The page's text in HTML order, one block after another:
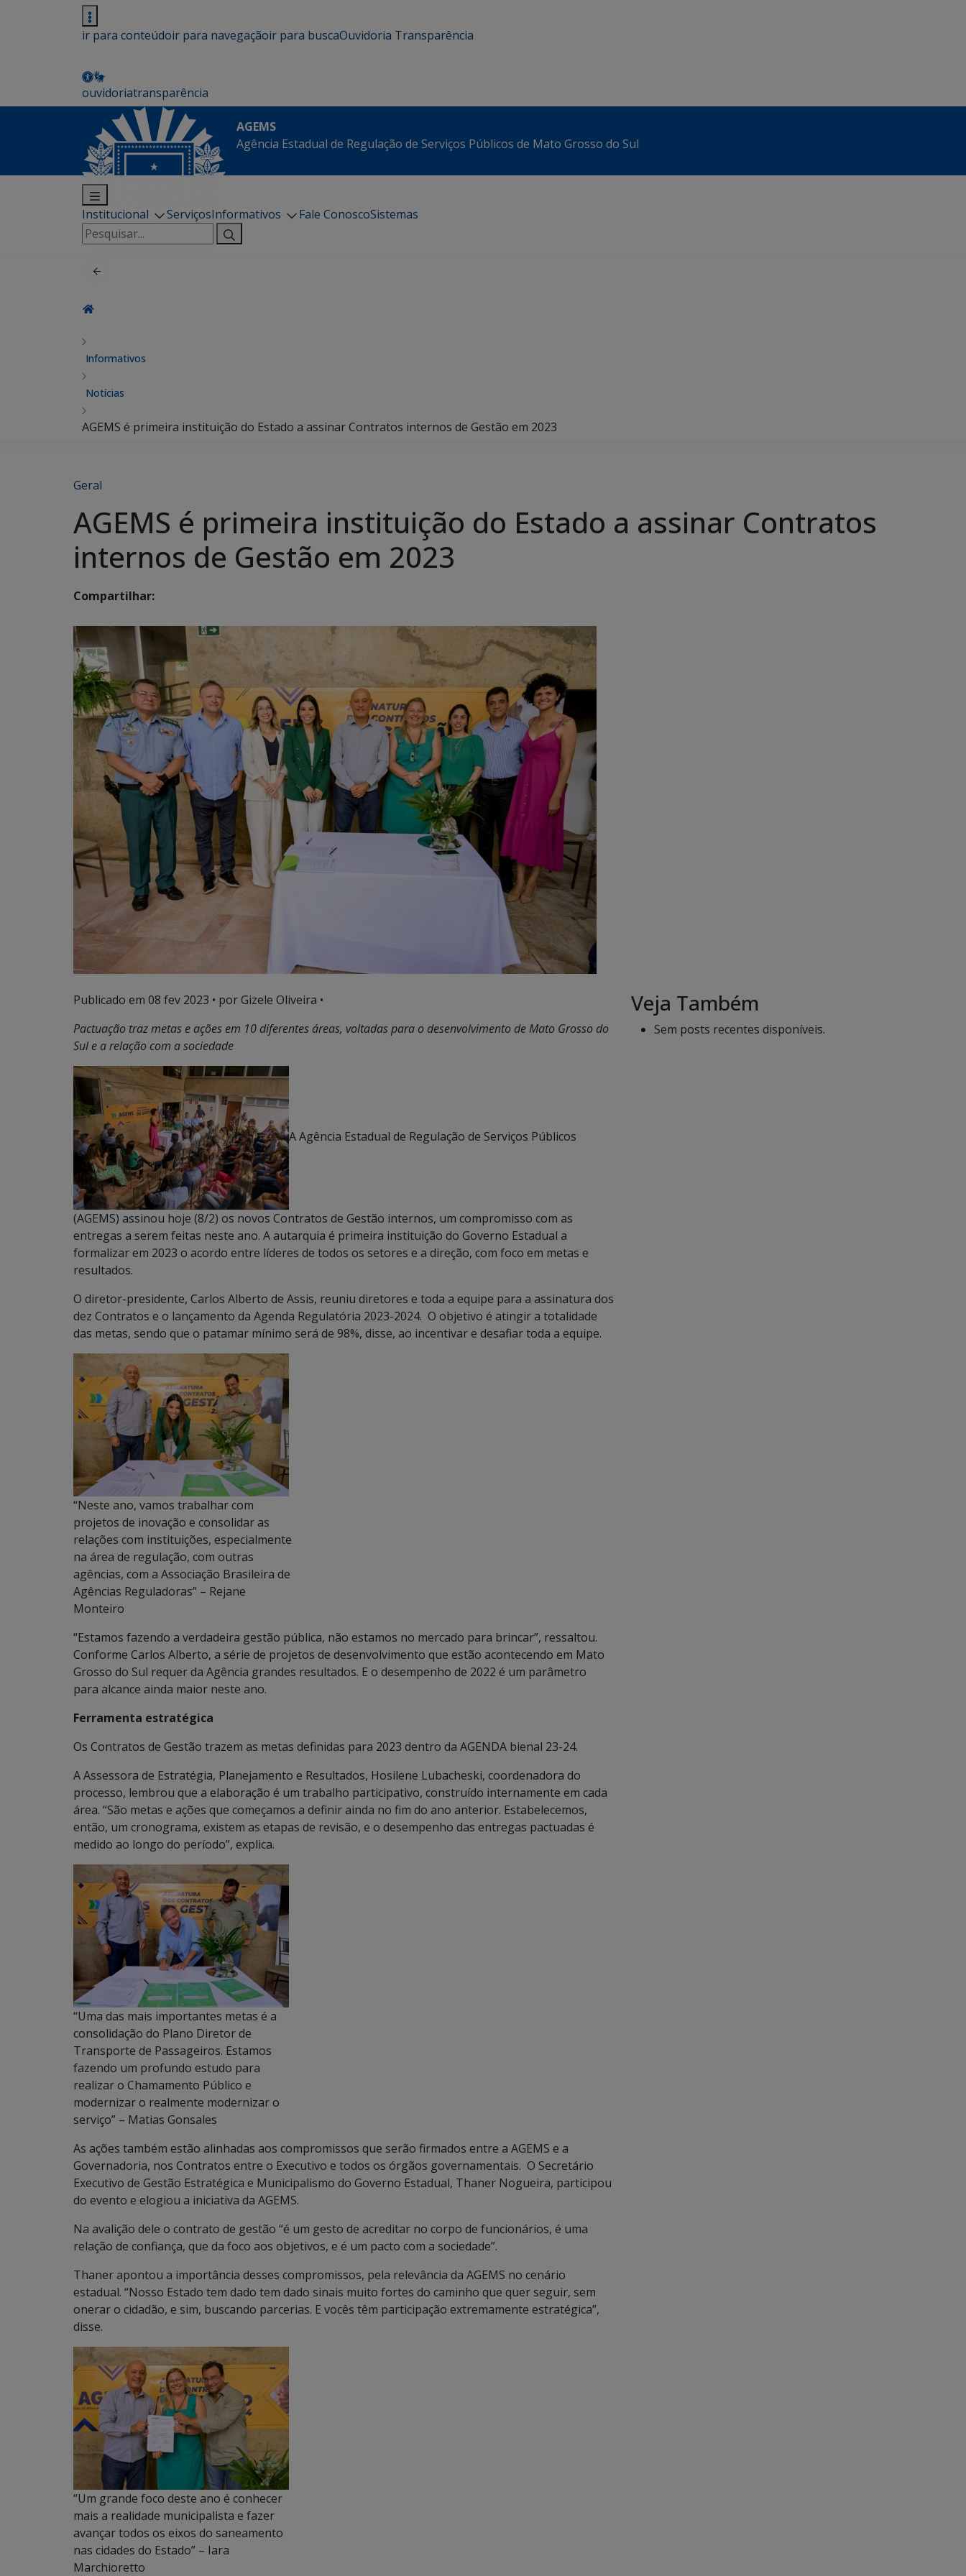
ir para conteúdoir para navegaçãoir para buscaOuvidoria Transparência
ouvidoriatransparência
AGEMS
Agência Estadual de Regulação de Serviços Públicos de Mato Grosso do Sul
Institucional ServiçosInformativos Fale ConoscoSistemas
Pesquisar
por:
Informativos
Notícias
AGEMS é primeira instituição do Estado a assinar Contratos internos de Gestão em 2023
Geral
AGEMS é primeira instituição do Estado a assinar Contratos
internos de Gestão em 2023
Compartilhar:
Publicado em 08 fev 2023 • por Gizele Oliveira •
Pactuação traz metas e ações em 10 diferentes áreas, voltadas para o desenvolvimento de Mato Grosso do
Sul e a relação com a sociedade
A Agência Estadual de Regulação de Serviços Públicos
(AGEMS) assinou hoje (8/2) os novos Contratos de Gestão internos, um compromisso com as
entregas a serem feitas neste ano. A autarquia é primeira instituição do Governo Estadual a
formalizar em 2023 o acordo entre líderes de todos os setores e a direção, com foco em metas e
resultados.
O diretor-presidente, Carlos Alberto de Assis, reuniu diretores e toda a equipe para a assinatura dos
dez Contratos e o lançamento da Agenda Regulatória 2023-2024. O objetivo é atingir a totalidade
das metas, sendo que o patamar mínimo será de 98%, disse, ao incentivar e desafiar toda a equipe.
“Neste ano, vamos trabalhar com
projetos de inovação e consolidar as
relações com instituições, especialmente
na área de regulação, com outras
agências, com a Associação Brasileira de
Agências Reguladoras” – Rejane
Monteiro
“Estamos fazendo a verdadeira gestão pública, não estamos no mercado para brincar”, ressaltou.
Conforme Carlos Alberto, a série de projetos de desenvolvimento que estão acontecendo em Mato
Grosso do Sul requer da Agência grandes resultados. E o desempenho de 2022 é um parâmetro
para alcance ainda maior neste ano.
Ferramenta estratégica
Os Contratos de Gestão trazem as metas definidas para 2023 dentro da AGENDA bienal 23-24.
A Assessora de Estratégia, Planejamento e Resultados, Hosilene Lubacheski, coordenadora do
processo, lembrou que a elaboração é um trabalho participativo, construído internamente em cada
área. “São metas e ações que começamos a definir ainda no fim do ano anterior. Estabelecemos,
então, um cronograma, existem as etapas de revisão, e o desempenho das entregas pactuadas é
medido ao longo do período”, explica.
“Uma das mais importantes metas é a
consolidação do Plano Diretor de
Transporte de Passageiros. Estamos
fazendo um profundo estudo para
realizar o Chamamento Público e
modernizar o realmente modernizar o
serviço” – Matias Gonsales
As ações também estão alinhadas aos compromissos que serão firmados entre a AGEMS e a
Governadoria, nos Contratos entre o Executivo e todos os órgãos governamentais. O Secretário
Executivo de Gestão Estratégica e Municipalismo do Governo Estadual, Thaner Nogueira, participou
do evento e elogiou a iniciativa da AGEMS.
Na avalição dele o contrato de gestão “é um gesto de acreditar no corpo de funcionários, é uma
relação de confiança, que da foco aos objetivos, e é um pacto com a sociedade”.
Thaner apontou a importância desses compromissos, pela relevância da AGEMS no cenário
estadual. “Nosso Estado tem dado tem dado sinais muito fortes do caminho que quer seguir, sem
onerar o cidadão, e sim, buscando parcerias. E vocês têm participação extremamente estratégica”,
disse.
“Um grande foco deste ano é conhecer
mais a realidade municipalista e fazer
avançar todos os eixos do saneamento
nas cidades do Estado” – Iara
Marchioretto
Veja Também
Sem posts recentes disponíveis.